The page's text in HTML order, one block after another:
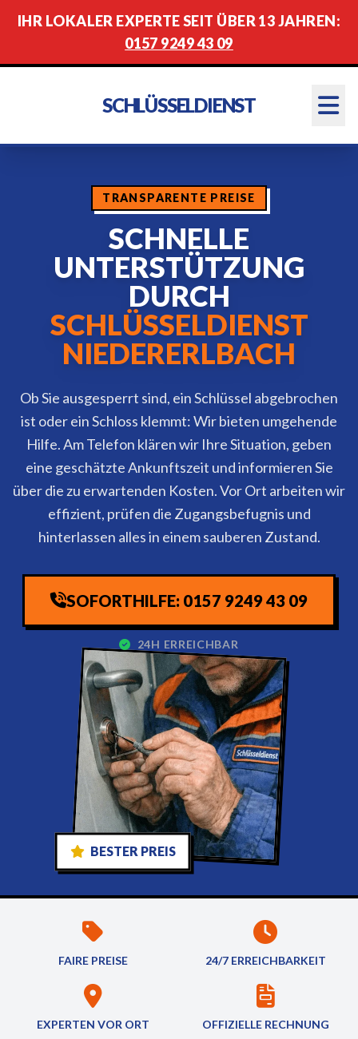
IHR LOKALER EXPERTE SEIT ÜBER 13 JAHREN:
0157 9249 43 09
SCHLÜSSELDIENST
TRANSPARENTE PREISE
SCHNELLE
UNTERSTÜTZUNG
DURCH
SCHLÜSSELDIENST
NIEDERERLBACH
Ob Sie ausgesperrt sind, ein Schlüssel abgebrochen
ist oder ein Schloss klemmt: Wir bieten umgehende
Hilfe. Am Telefon klären wir Ihre Situation, geben
eine geschätzte Ankunftszeit und informieren Sie
über die zu erwartenden Kosten. Vor Ort arbeiten wir
effizient, prüfen die Zugangsbefugnis und
hinterlassen alles in einem sauberen Zustand.
SOFORTHILFE: 0157 9249 43 09
24H ERREICHBAR
BESTER PREIS
FAIRE PREISE 24/7 ERREICHBARKEIT
EXPERTEN VOR ORT OFFIZIELLE RECHNUNG